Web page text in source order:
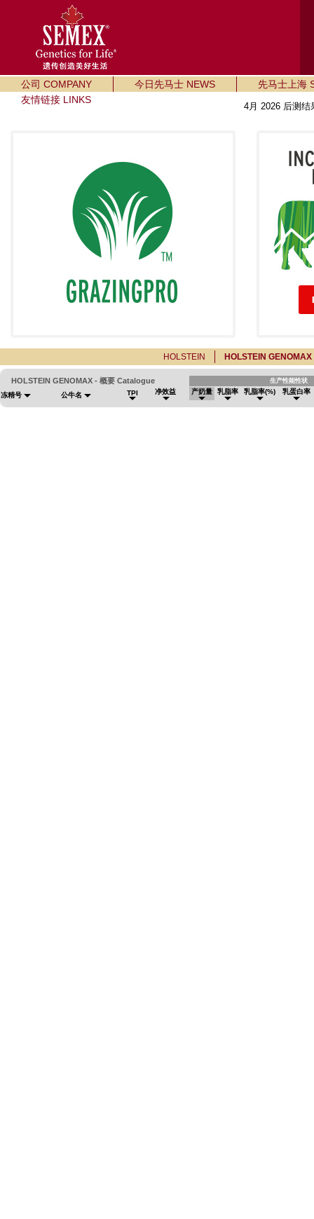
公司 COMPANY 今日先马士 NEWS
先马士上海
友情链接 LINKS
4月 2026 后测
HOLSTEIN HOLSTEIN GENOMAX
HOLSTEIN GENOMAX - 概要 Catalogue 生产性能性状
冻精号 公牛名 TPI 净效益 产奶量 乳脂率 乳脂率(%) 乳蛋白率